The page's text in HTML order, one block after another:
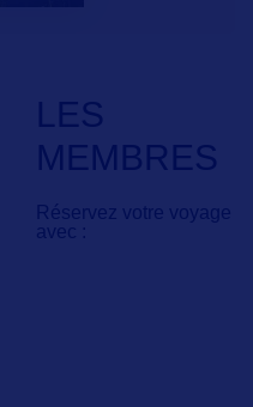
LES
MEMBRES
Réservez votre voyage
avec :